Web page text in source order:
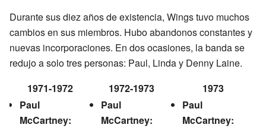
Durante sus diez años de existencia, Wings tuvo muchos
cambios en sus miembros. Hubo abandonos constantes y
nuevas incorporaciones. En dos ocasiones, la banda se
redujo a solo tres personas: Paul, Linda y Denny Laine.
1971-1972
1972-1973
1973
Paul
McCartney:
Paul
McCartney:
Paul
McCartney: